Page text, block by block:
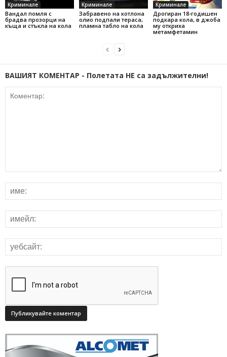
Криминале
Вандал помля с
брадва прозорци на
къща и стъкла на кола
Криминале
Забравено на котлона
олио подпали тераса,
пламна табло на кола
Криминале
Дрогиран 18-годишен
подкара кола, в джоба
му откриха
метамфетамин
ВАШИЯТ КОМЕНТАР - Полетата НЕ са задължителни!